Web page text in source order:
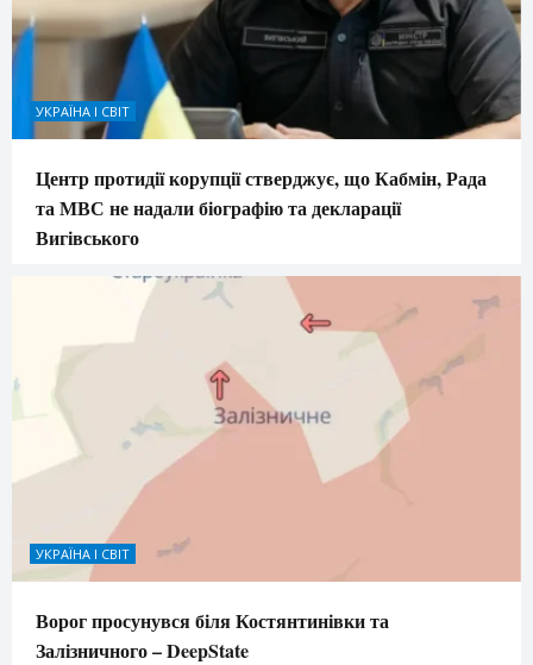
УКРАЇНА І СВІТ
Центр протидії корупції стверджує, що Кабмін, Рада
та МВС не надали біографію та декларації
Вигівського
УКРАЇНА І СВІТ
Ворог просунувся біля Костянтинівки та
Залізничного – DeepState